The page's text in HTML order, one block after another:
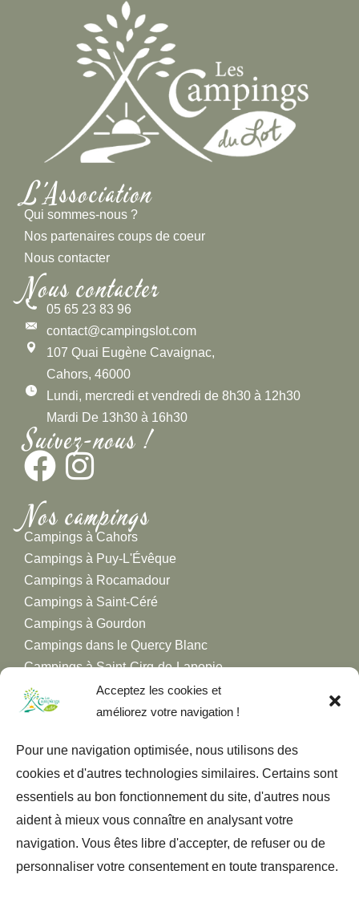
Acceptez les cookies et
améliorez votre navigation !
Pour une navigation optimisée, nous utilisons des
cookies et d'autres technologies similaires. Certains sont
essentiels au bon fonctionnement du site, d'autres nous
aident à mieux vous connaître en analysant votre
navigation. Vous êtes libre d'accepter, de refuser ou de
personnaliser votre consentement en toute transparence.
L'Association
Qui sommes-nous ?
Nos partenaires coups de coeur
Nous contacter
Nous contacter
05 65 23 83 96
contact@campingslot.com
107 Quai Eugène Cavaignac,
Cahors, 46000
Lundi, mercredi et vendredi de 8h30 à 12h30
Mardi De 13h30 à 16h30
Suivez-nous !
Nos campings
Campings à Cahors
Campings à Puy-L'Évêque
Campings à Rocamadour
Campings à Saint-Céré
Campings à Gourdon
Campings dans le Quercy Blanc
Campings à Saint-Cirq-de-Lapopie
Campings à Figeac
Campings dans la Vallée de la Dordogne
Campings dans la Vallée du Célé